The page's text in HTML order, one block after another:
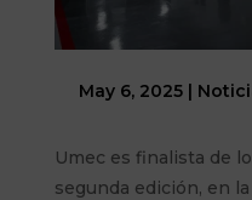
May 6, 2025|
Umec es finalista de
segunda edición, en